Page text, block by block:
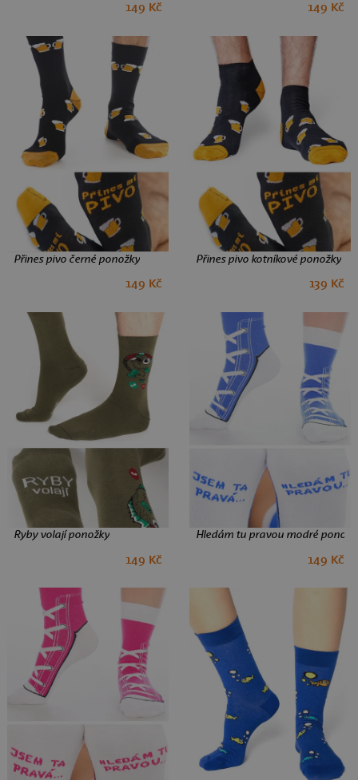
43-46149 Kč
149 Kč
Přines pivo černé ponožky
149 Kč
Přines pivo kotníkové ponožky
139 Kč
Ryby volají ponožky
149 Kč
Hledám tu pravou modré
149 Kč